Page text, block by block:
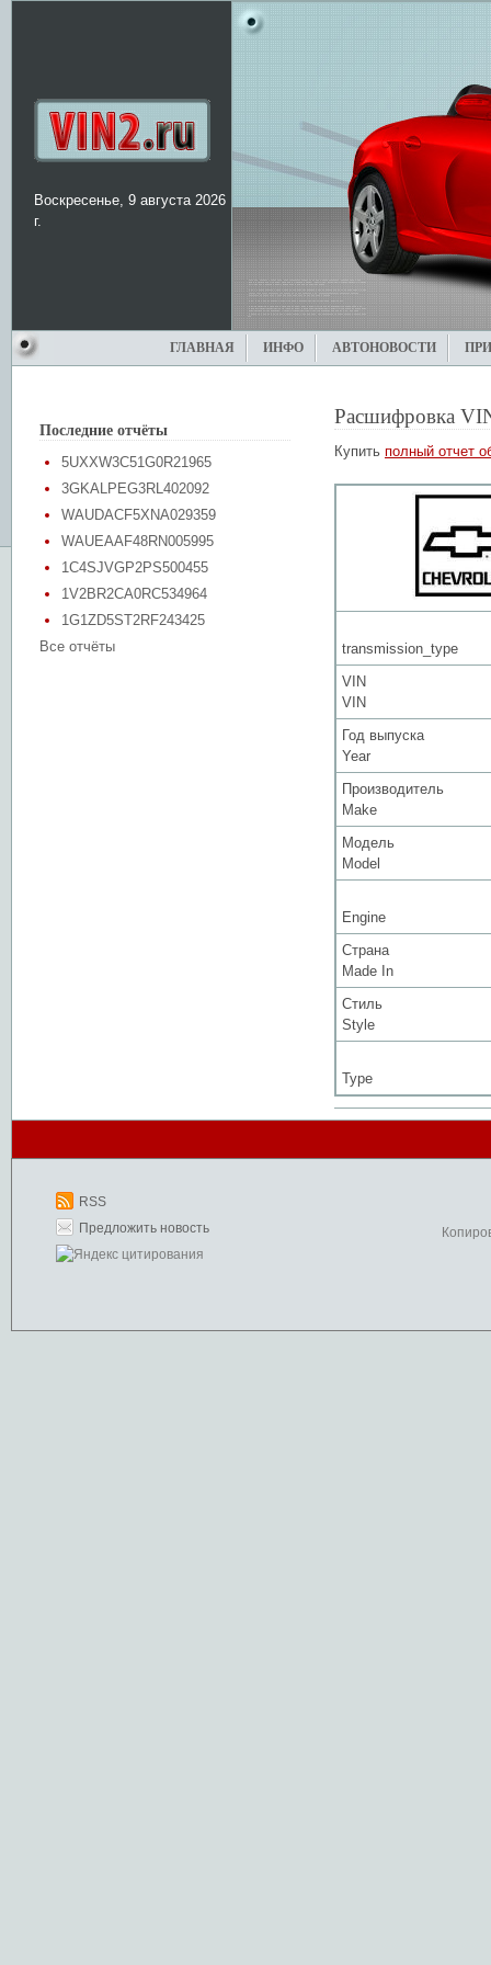
Воскресенье, 9 августа 2026
г.
ГЛАВНАЯ ИНФО АВТОНОВОСТИ
Последние отчёты
5UXXW3C51G0R21965
3GKALPEG3RL402092
WAUDACF5XNA029359
WAUEAAF48RN005995
1C4SJVGP2PS500455
1V2BR2CA0RC534964
1G1ZD5ST2RF243425
Все отчёты
Расшифровка
Купить полный отчет
transmission_type
VIN
VIN
Год выпуска
Year
Производитель
Make
Модель
Model
Engine
Страна
Made In
Стиль
Style
Type
RSS
Предложить новость